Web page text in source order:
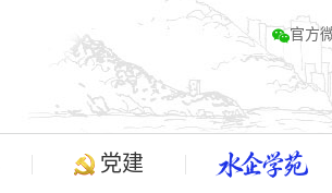
官方
党建